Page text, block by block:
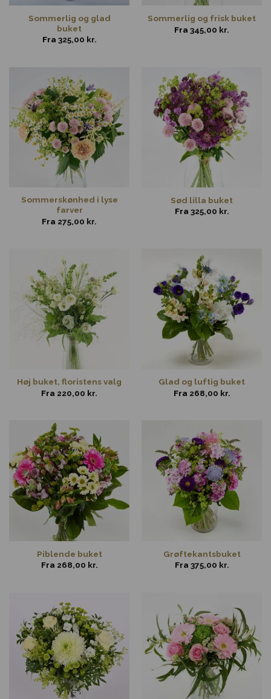
Sommerlig og glad
buket
Fra 325,00 kr.
Sommerlig og frisk buket
Fra 345,00 kr.
Sommerskønhed i lyse
farver
Fra 275,00 kr.
Sød lilla buket
Fra 325,00 kr.
Høj buket, floristens valg
Fra 220,00 kr.
Glad og luftig buket
Fra 268,00 kr.
Piblende buket
Fra 268,00 kr.
Grøftekantsbuket
Fra 375,00 kr.